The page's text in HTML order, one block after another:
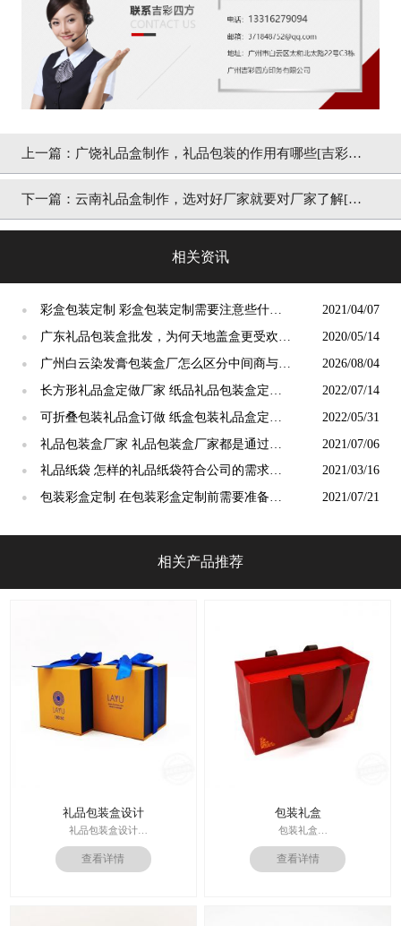
上一篇： 广饶礼品盒制作，礼品包装的作用有哪些[吉彩四
方]来简析
下一篇： 云南礼品盒制作，选对好厂家就要对厂家了解[吉
相关资讯
●
彩盒包装定制 彩盒包装定制需要注意些什么
问题[吉彩四方]帮您排忧解难
2021/04/07
●
广东礼品包装盒批发，为何天地盖盒更受欢迎
[吉彩四方]
2020/05/14
●
广州白云染发膏包装盒厂怎么区分中间商与源
头工厂？2026年8月辨别攻略
2026/08/04
●
长方形礼品盒定做厂家 纸品礼品包装盒定制
[吉彩四方]
2022/07/14
●
可折叠包装礼品盒订做 纸盒包装礼品盒定制
[吉彩四方]
2022/05/31
●
礼品包装盒厂家 礼品包装盒厂家都是通过哪
些方面刺激消费者的购买心理？ [吉彩四方]
2021/07/06
●
礼品纸袋 怎样的礼品纸袋符合公司的需求
呢？[吉彩四方]一站式服务厂与您详谈
2021/03/16
●
包装彩盒定制 在包装彩盒定制前需要准备哪
2021/07/21
相关产品推荐
礼品包装盒设计
礼品包装盒设计
印刷技术：专色印刷/四色印刷
内材料：特种纸
查看详情
包装礼盒
包装礼盒
印刷技术： 专色印刷
面纸：特种纸
内材料：1500克灰板
查看详情